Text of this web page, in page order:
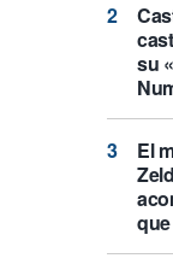
su
El